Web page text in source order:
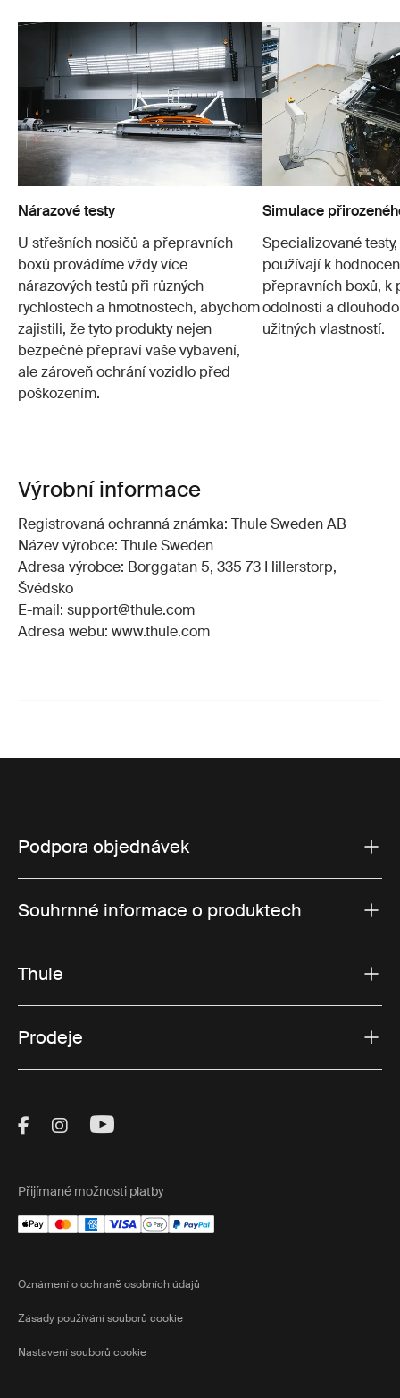
Nárazové testy
U střešních nosičů a přepravních
boxů provádíme vždy více
nárazových testů při různých
rychlostech a hmotnostech, abychom
zajistili, že tyto produkty nejen
bezpečně přepraví vaše vybavení,
ale zároveň ochrání vozidlo před
poškozením.
Simulace
Specializované
používají k
přepravních boxů, k
odolnosti a
užitných vlastností.
Výrobní informace
Registrovaná ochranná známka: Thule Sweden AB
Název výrobce: Thule Sweden
Adresa výrobce: Borggatan 5, 335 73 Hillerstorp,
Švédsko
E-mail: support@thule.com
Adresa webu: www.thule.com
Podpora objednávek
Souhrnné informace o produktech
Thule
Prodeje
Visit Thule on Facebook (external link)
Visit Thule on Instagram (external link)
Visit Thule on Youtube (external
Přijímané možnosti platby
Oznámení o ochraně osobních údajů
Zásady používání souborů cookie
Nastavení souborů cookie